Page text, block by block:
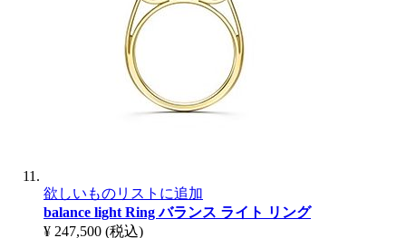
欲しいものリストに追加
balance light Ringバランス ライト リング
¥ 247,500 (税込)